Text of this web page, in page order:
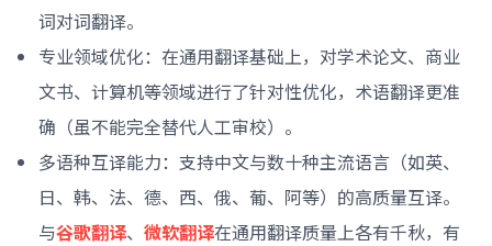
词对词翻译。
专业领域优化：在通用翻译基础上，对学术论文、商业
文书、计算机等领域进行了针对性优化，术语翻译更准
确（虽不能完全替代人工审校）。
多语种互译能力：支持中文与数十种主流语言（如英、
日、韩、法、德、西、俄、葡、阿等）的高质量互译。
与谷歌翻译、 微软翻译在通用翻译质量上各有千秋，有